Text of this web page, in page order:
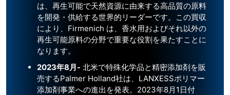
は、再生可能で天然資源に由来する高品質の原料
を開発・供給する世界的リーダーです。この買収
により、Firmenich は、香水用およびそれ以外の
再生可能原料の分野で重要な役割を果たすことに
なります。
2023年8月- 北米で特殊化学品と精密添加剤を販
売するPalmer Holland社は、LANXESSポリマー
添加剤事業への進出を発表。2023年8月1日付